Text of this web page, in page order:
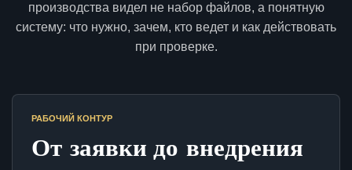
производства видел не набор файлов, а понятную
систему: что нужно, зачем, кто ведет и как действовать
при проверке.
РАБОЧИЙ КОНТУР
От заявки до внедрения